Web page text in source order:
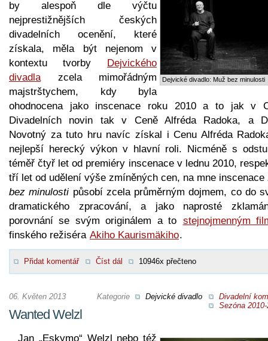
Dejvické divadlo: Muž bez minulosti
by alespoň dle výčtu
nejprestižnějších českých
divadelních ocenění, které
získala, měla být nejenom v
kontextu tvorby
Dejvického
divadla zcela mimořádným
majstrštychem, kdy byla
ohodnocena jako inscenace roku 2010 a to jak v
Divadelních novin tak v Ceně Alfréda Radoka, a
Novotný za tuto hru navíc získal i Cenu Alfréda
nejlepší herecký výkon v hlavní roli. Nicméně s
téměř čtyř let od premiéry inscenace v lednu 2010,
tří let od udělení výše zmíněných cen, na mne inscenace
bez minulosti působí zcela průměrným dojmem, co do
dramatického zpracování, a jako naprosté
porovnání se svým originálem a to stejnojmenným
finského režiséra Akiho Kaurismäkiho.
Přidat komentář Číst dál 10946x přečteno
Kategorie Dejvické divadlo
Divadelní
Sezóna 2010-
06. Květen 2013
Wanted Welzl
Jan „Eskymo“ Welzl nebo též